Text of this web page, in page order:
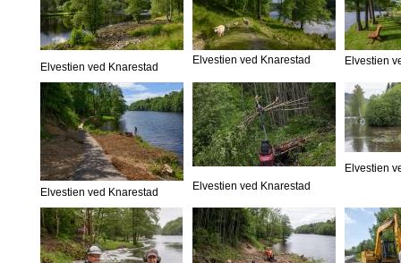
Elvestien ved Knarestad
Elvestien ved Knarestad Elvestien
Elvestien ved Knarestad Elvestien ved Knarestad
Elvestien